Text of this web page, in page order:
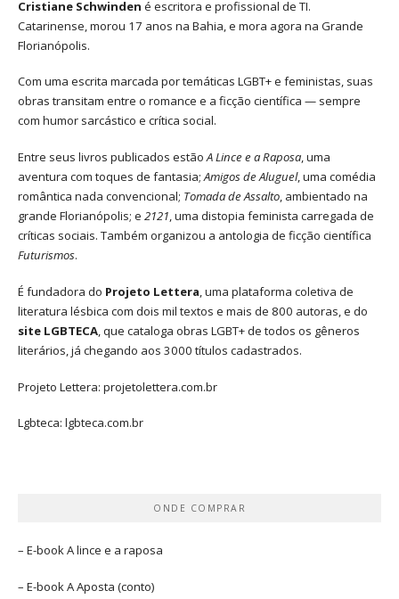
Cristiane Schwinden é escritora e profissional de TI.
Catarinense, morou 17 anos na Bahia, e mora agora na Grande
Florianópolis.
Com uma escrita marcada por temáticas LGBT+ e feministas, suas
obras transitam entre o romance e a ficção científica — sempre
com humor sarcástico e crítica social.
Entre seus livros publicados estãoA Lince e a Raposa, uma
aventura com toques de fantasia;Amigos de Aluguel, uma comédia
romântica nada convencional; Tomada de Assalto, ambientado na
grande Florianópolis; e 2121, uma distopia feminista carregada de
críticas sociais. Também organizou a antologia de ficção científica
Futurismos.
É fundadora do Projeto Lettera, uma plataforma coletiva de
literatura lésbica com dois mil textos e mais de 800 autoras, e do
site LGBTECA, que cataloga obras LGBT+ de todos os gêneros
literários, já chegando aos 3000 títulos cadastrados.
Projeto Lettera: projetolettera.com.br
Lgbteca: lgbteca.com.br
ONDE COMPRAR
– E-bookA lince e a raposa
– E-bookA Aposta (conto)